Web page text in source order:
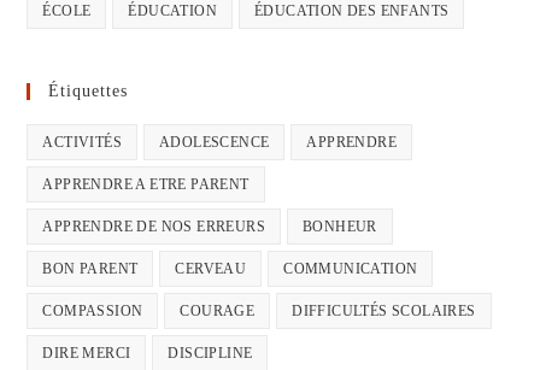
ÉCOLE ÉDUCATION ÉDUCATION DES ENFANTS
Étiquettes
ACTIVITÉS ADOLESCENCE APPRENDRE
APPRENDRE A ETRE PARENT
APPRENDRE DE NOS ERREURS BONHEUR
BON PARENT CERVEAU COMMUNICATION
COMPASSION COURAGE DIFFICULTÉS SCOLAIRES
DIRE MERCI DISCIPLINE